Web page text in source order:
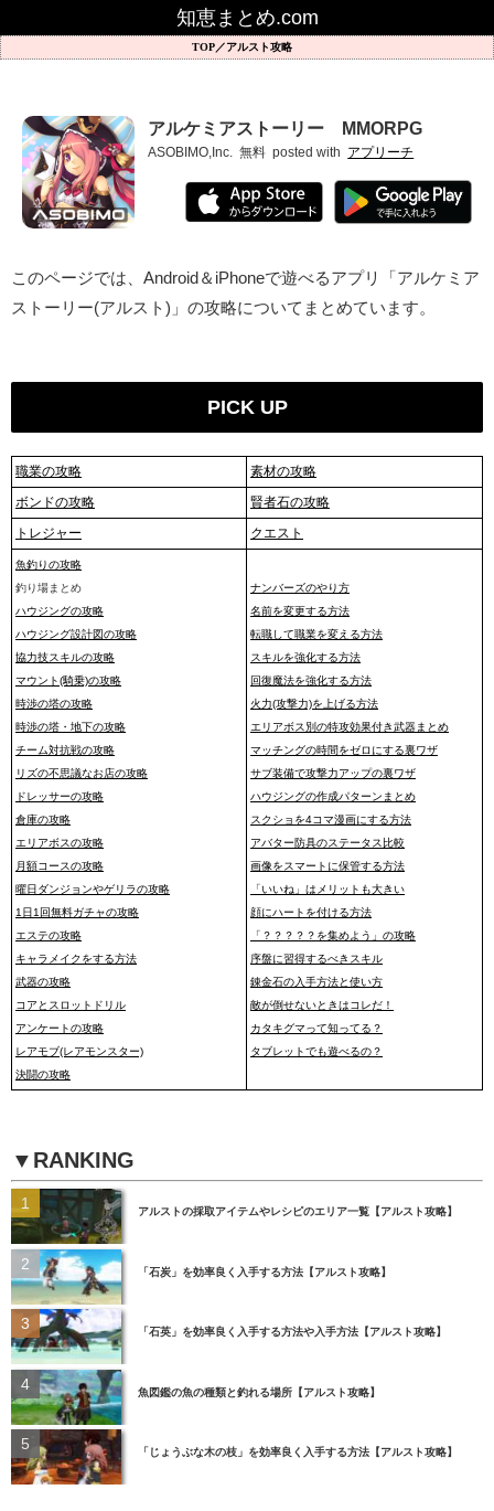
知恵まとめ.com
アルスト攻略
アルケミアストーリー MMORPG
ASOBIMO,Inc. 無料 posted with アプリーチ
このページでは、Android＆iPhoneで遊べるアプリ「アルケミア
ストーリー(アルスト)」の攻略についてまとめています。
PICK UP
職業の攻略
素材の攻略
ボンドの攻略
賢者石の攻略
トレジャー
クエスト
魚釣りの攻略
釣り場まとめ
ハウジングの攻略
ハウジング設計図の攻略
協力技スキルの攻略
マウント(騎乗)の攻略
時渉の塔の攻略
時渉の塔・地下の攻略
チーム対抗戦の攻略
リズの不思議なお店の攻略
ドレッサーの攻略
倉庫の攻略
エリアボスの攻略
月額コースの攻略
曜日ダンジョンやゲリラの攻略
1日1回無料ガチャの攻略
エステの攻略
キャラメイクをする方法
武器の攻略
コアとスロットドリル
アンケートの攻略
レアモブ(レアモンスター)
決闘の攻略
ナンバーズのやり方
名前を変更する方法
転職して職業を変える方法
スキルを強化する方法
回復魔法を強化する方法
火力(攻撃力)を上げる方法
エリアボス別の特攻効果付き武器まとめ
マッチングの時間をゼロにする裏ワザ
サブ装備で攻撃力アップの裏ワザ
ハウジングの作成パターンまとめ
スクショを4コマ漫画にする方法
アバター防具のステータス比較
画像をスマートに保管する方法
「いいね」はメリットも大きい
顔にハートを付ける方法
「？？？？？を集めよう」の攻略
序盤に習得するべきスキル
錬金石の入手方法と使い方
敵が倒せないときはコレだ！
カタキグマって知ってる？
タブレットでも遊べるの？
▼RANKING
アルストの採取アイテムやレシピのエリア一覧【アルスト攻略】
「石炭」を効率良く入手する方法【アルスト攻略】
「石英」を効率良く入手する方法や入手方法【アルスト攻略】
魚図鑑の魚の種類と釣れる場所【アルスト攻略】
「じょうぶな木の枝」を効率良く入手する方法【アルスト攻略】